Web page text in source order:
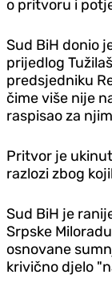
o pritvoru i
Sud BiH donio
prijedlog
predsjedniku
čime više nije
raspisao za
Pritvor je
razlozi zbog
Sud BiH je
Srpske
osnovane
krivično djelo